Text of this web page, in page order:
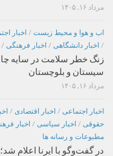
مرداد ۱۶, ۱۴۰۵
اب و هوا و محیط زیست / اخبار
/ اخبار دانشگاهی / اخبار فرهنگی /
زنگ خطر سلامت در سایه
سیستان و بلوچستان
مرداد ۱۶, ۱۴۰۵
اخبار اجتماعی / اخبار اقتصادی /
حقوقی / اخبار سیاسی / اخبار
مطبوعات و رسانه ها